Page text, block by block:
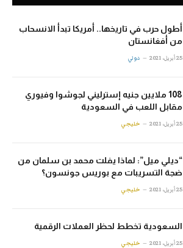
أطول حرب في تاريخها.. أمريكا تبدأ الانسحاب
من أفغانستان
25 أبريل، 2021 دولي
108 ملايين جنيه إسترليني لجوشوا وفيوري
مقابل اللعب في السعودية
25 أبريل، 2021 خليجي
“ديلي ميل”: لماذا يفلت محمد بن سلمان من
ضجة التسريبات مع بوريس جونسون؟
25 أبريل، 2021 خليجي
السعودية تخطط لحظر العملات الرقمية
25 أبريل، 2021 خليجي